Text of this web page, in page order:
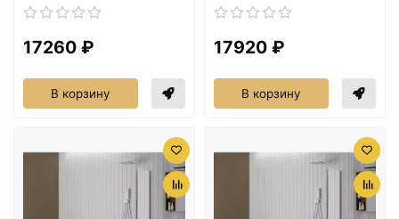
17260 ₽
В корзину
17920 ₽
В корзину